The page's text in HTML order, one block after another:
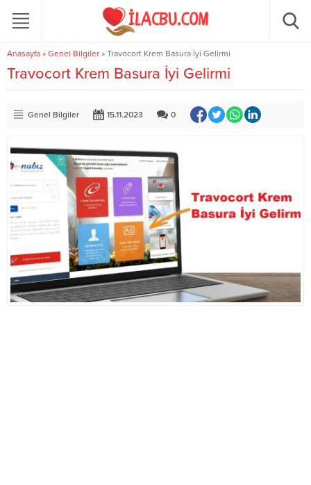
Anasayfa » Genel Bilgiler » Travocort Krem Basura İyi Gelirmi
Travocort Krem Basura İyi Gelirmi
Genel Bilgiler 15.11.2023 0